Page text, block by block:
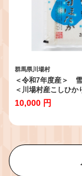
群馬県川場村
＜令和7年度産＞
＜川場村産こしひか
かり 川場村 米 白米
高品質 2kg【
10,000 円